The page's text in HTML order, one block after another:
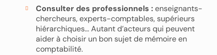
Consulter des professionnels :enseignants-
chercheurs, experts-comptables, supérieurs
hiérarchiques… Autant d’acteurs qui peuvent
aider à choisir un bon sujet de mémoire en
comptabilité.